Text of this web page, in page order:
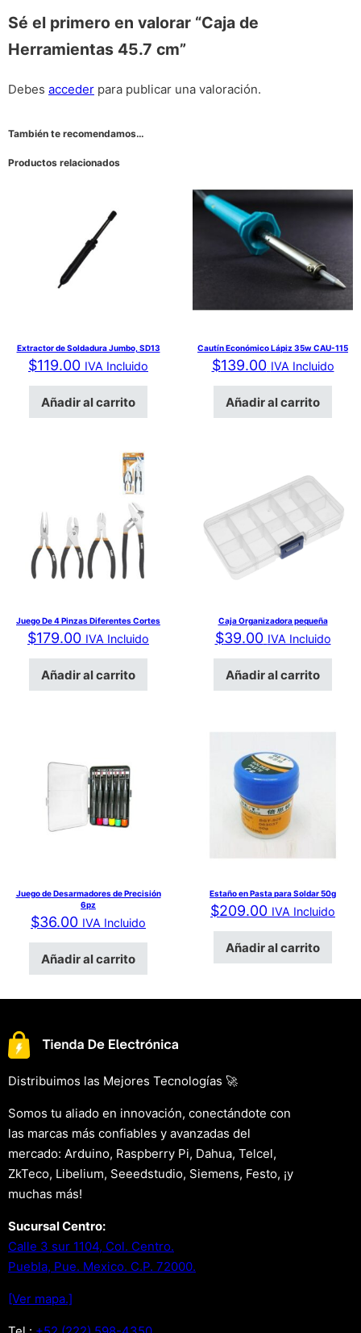
Sé el primero en valorar “Caja de
Herramientas 45.7 cm”
Debes acceder para publicar una valoración.
También te recomendamos…
Productos relacionados
Extractor de Soldadura Jumbo, SD13
$119.00 IVA Incluido
Añadir al carrito
Cautín Económico Lápiz 35w CAU-115
$139.00 IVA Incluido
Añadir al carrito
Juego De 4 Pinzas Diferentes Cortes
$179.00 IVA Incluido
Añadir al carrito
Caja Organizadora pequeña
$39.00 IVA Incluido
Añadir al carrito
Juego de Desarmadores de Precisión
6pz
$36.00 IVA Incluido
Añadir al carrito
Estaño en Pasta para Soldar 50g
$209.00 IVA Incluido
Añadir al carrito
Distribuimos las Mejores Tecnologías 🚀
Somos tu aliado en innovación, conectándote con
las marcas más confiables y avanzadas del
mercado: Arduino, Raspberry Pi, Dahua, Telcel,
ZkTeco, Libelium, Seeedstudio, Siemens, Festo, ¡y
muchas más!
Sucursal Centro:
Calle 3 sur 1104, Col. Centro.
Puebla, Pue. Mexico. C.P. 72000.
[Ver mapa.]